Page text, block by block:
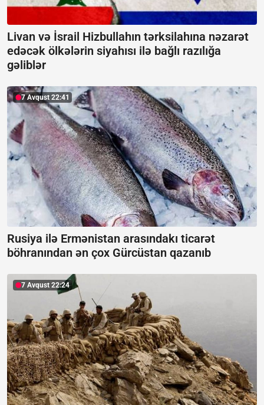
Livan və İsrail Hizbullahın tərksilahına nəzarət
edəcək ölkələrin siyahısı ilə bağlı razılığa
gəliblər
7 Avqust 22:41
Rusiya ilə Ermənistan arasındakı ticarət
böhranından ən çox Gürcüstan qazanıb
7 Avqust 22:24